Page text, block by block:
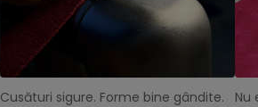
Cusături sigure. Forme bine gândite. Nu